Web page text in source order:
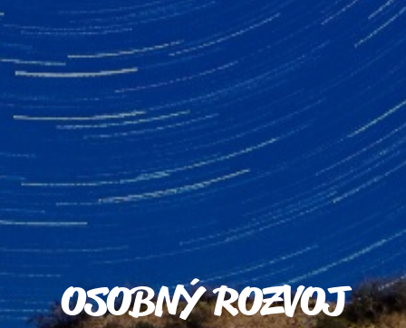
OSOBNÝ ROZVOJ